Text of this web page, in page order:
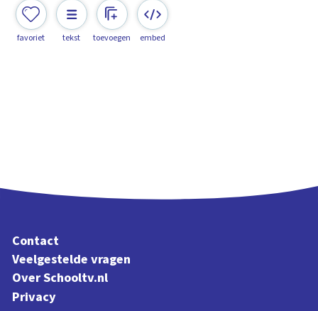
favoriet tekst toevoegen embed
Contact
Veelgestelde vragen
Over Schooltv.nl
Privacy